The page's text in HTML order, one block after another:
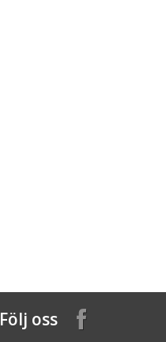
Följ oss